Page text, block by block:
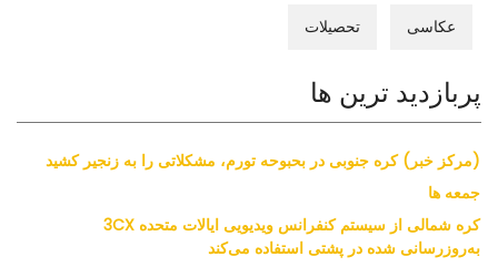
عکاسی تحصیلات
پربازدید ترین ها
(مرکز خبر) کره جنوبی در بحبوحه تورم، مشکلاتی را به زنجیر کشید
جمعه ها
کره شمالی از سیستم کنفرانس ویدیویی ایالات متحده 3CX
به‌روزرسانی شده در پشتی استفاده می‌کند